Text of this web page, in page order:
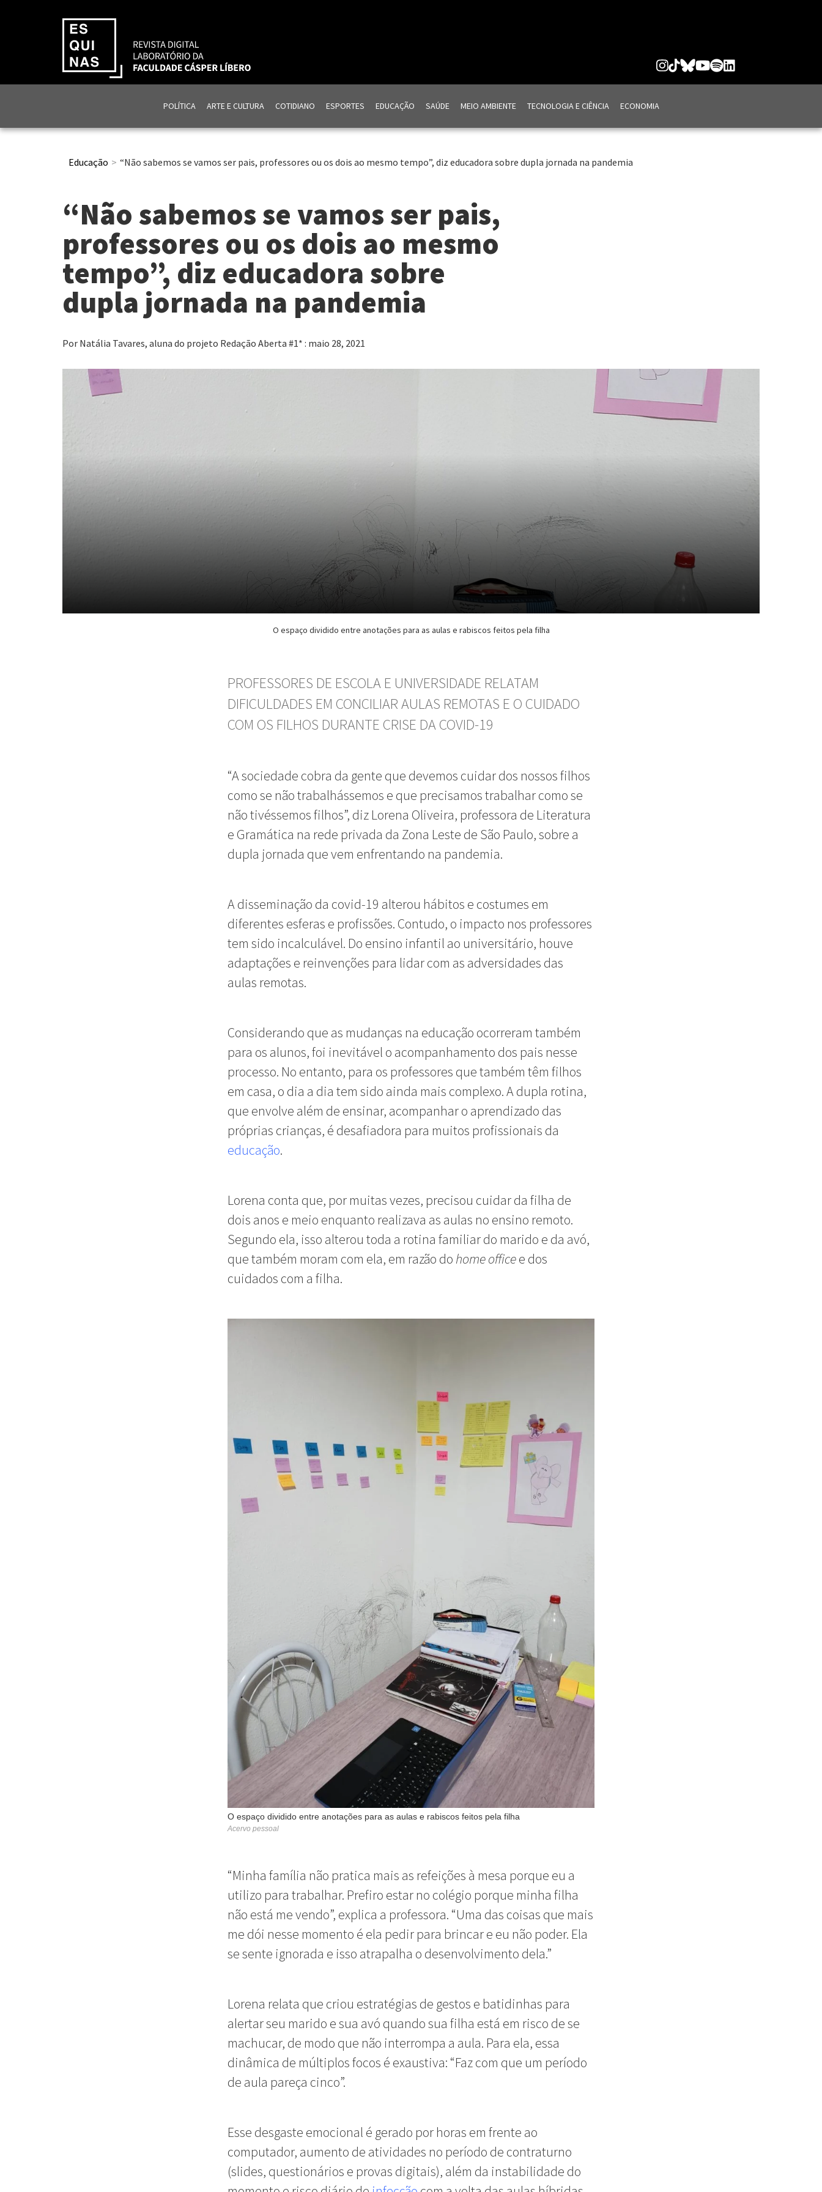
POLÍTICA ARTE E CULTURA COTIDIANO ESPORTES EDUCAÇÃO SAÚDE MEIO AMBIENTE TECNOLOGIA E CIÊNCIA ECONOMIA
Educação “Não sabemos se vamos ser pais, professores ou os dois ao mesmo tempo”, diz educadora sobre dupla jornada na pandemia
“Não sabemos se vamos ser pais,
professores ou os dois ao mesmo
tempo”, diz educadora sobre
dupla jornada na pandemia
Por Natália Tavares, aluna do projeto Redação Aberta #1* : maio 28, 2021
O espaço dividido entre anotações para as aulas e rabiscos feitos pela filha
PROFESSORES DE ESCOLA E UNIVERSIDADE RELATAM
DIFICULDADES EM CONCILIAR AULAS REMOTAS E O CUIDADO
COM OS FILHOS DURANTE CRISE DA COVID-19
“A sociedade cobra da gente que devemos cuidar dos nossos filhos
como se não trabalhássemos e que precisamos trabalhar como se
não tivéssemos filhos”, diz Lorena Oliveira, professora de Literatura
e Gramática na rede privada da Zona Leste de São Paulo, sobre a
dupla jornada que vem enfrentando na pandemia.
A disseminação da covid-19 alterou hábitos e costumes em
diferentes esferas e profissões. Contudo, o impacto nos professores
tem sido incalculável. Do ensino infantil ao universitário, houve
adaptações e reinvenções para lidar com as adversidades das
aulas remotas.
Considerando que as mudanças na educação ocorreram também
para os alunos, foi inevitável o acompanhamento dos pais nesse
processo. No entanto, para os professores que também têm filhos
em casa, o dia a dia tem sido ainda mais complexo. A dupla rotina,
que envolve além de ensinar, acompanhar o aprendizado das
próprias crianças, é desafiadora para muitos profissionais da
educação.
Lorena conta que, por muitas vezes, precisou cuidar da filha de
dois anos e meio enquanto realizava as aulas no ensino remoto.
Segundo ela, isso alterou toda a rotina familiar do marido e da avó,
que também moram com ela, em razão do home officee dos
cuidados com a filha.
O espaço dividido entre anotações para as aulas e rabiscos feitos pela filha
Acervo pessoal
“Minha família não pratica mais as refeições à mesa porque eu a
utilizo para trabalhar. Prefiro estar no colégio porque minha filha
não está me vendo”, explica a professora. “Uma das coisas que mais
me dói nesse momento é ela pedir para brincar e eu não poder. Ela
se sente ignorada e isso atrapalha o desenvolvimento dela.”
Lorena relata que criou estratégias de gestos e batidinhas para
alertar seu marido e sua avó quando sua filha está em risco de se
machucar, de modo que não interrompa a aula. Para ela, essa
dinâmica de múltiplos focos é exaustiva: “Faz com que um período
de aula pareça cinco”.
Esse desgaste emocional é gerado por horas em frente ao
computador, aumento de atividades no período de contraturno
(slides, questionários e provas digitais), além da instabilidade do